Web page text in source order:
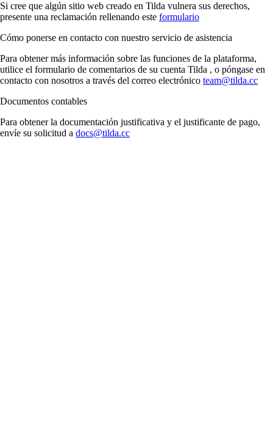
Si cree que algún sitio web creado en Tilda vulnera sus derechos,
presente una reclamación rellenando este formulario
Cómo ponerse en contacto con nuestro servicio de asistencia
Para obtener más información sobre las funciones de la plataforma,
utilice el formulario de comentarios de su cuenta Tilda , o póngase en
contacto con nosotros a través del correo electrónico team@tilda.cc
Documentos contables
Para obtener la documentación justificativa y el justificante de pago,
envíe su solicitud a docs@tilda.cc